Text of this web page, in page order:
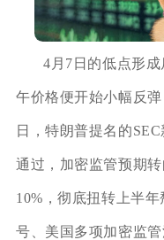
4月7日的低点形
午价格便开始小幅反
日，特朗普提名的
通过，加密监管预期
10%，彻底扭转上半
号、美国多项加密监